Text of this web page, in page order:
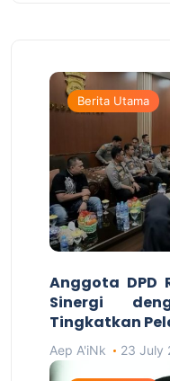
Berita Utama
Anggota DPD
Sinergi
Tingkatkan
Aep A'iNk 23 July